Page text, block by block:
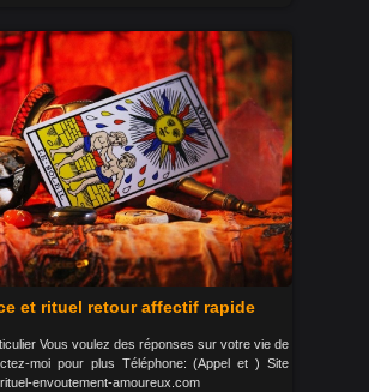
et rituel retour affectif rapide
Vous voulez des réponses sur votre vie de
moi pour plus Téléphone: (Appel et ) Site
envoutement-amoureux.com